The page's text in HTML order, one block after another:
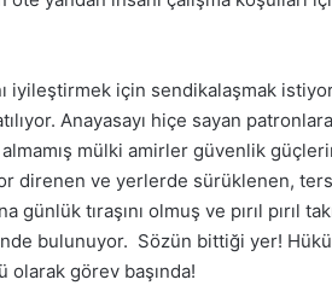
iyileştirmek için sendikalaşmak
Anayasayı hiçe sayan
mülki amirler güvenlik
direnen ve yerlerde sürüklenen, ters
günlük tıraşını olmuş ve pırıl pırıl
bulunuyor. Sözün bittiği yer!
olarak görev başında!